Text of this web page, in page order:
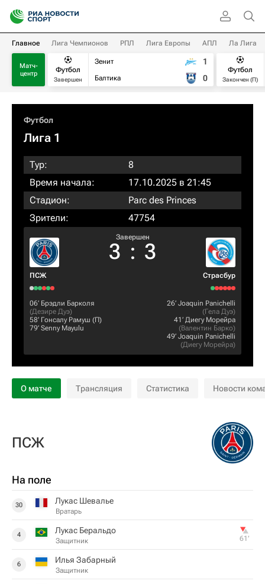
Главное Лига Чемпионов РПЛ Лига Европы АПЛ Ла Лига
Матч-
центр
Футбол
Завершен
Зенит
Балтика
1
0
Футбол
Закончен (П)
Футбол
Лига 1
Тур:
8
Время начала:
17.10.2025 в 21:45
Стадион:
Parc des Princes
Зрители:
47754
ПСЖ
Завершен
3 : 3
Страсбур
06‎’‎ Брэдли Барколя
(Дезире Дуэ)
58‎’‎ Гонсалу Рамуш (П)
79‎’‎ Senny Mayulu
26‎’‎ Joaquin Panichelli
(Гела Дуэ)
41‎’‎ Диегу Морейра
(Валентин Барко)
49‎’‎ Joaquin Panichelli
(Диегу Морейра)
О матче Трансляция Статистика Новости
ПСЖ
На поле
30 Лукас Шевалье
Вратарь
4 Лукас Беральдо
Защитник 61‎’‎
6 Илья Забарный
Защитник